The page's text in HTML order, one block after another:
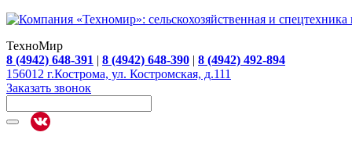
ТехноМир
8 (4942) 648-391 | 8 (4942) 648-390 | 8 (4942) 492-894
156012 г.Кострома, ул. Костромская, д.111
Заказать звонок